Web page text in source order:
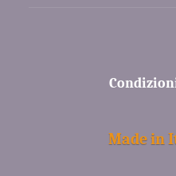
Made in